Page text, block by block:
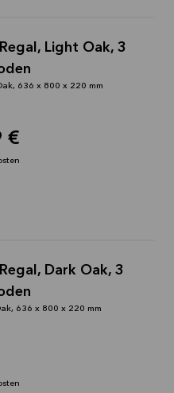
Light Oak, 3
636 x 800 x 220 mm
€
Dark Oak, 3
636 x 800 x 220 mm